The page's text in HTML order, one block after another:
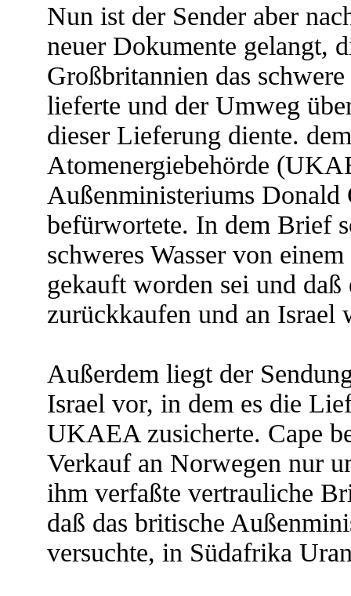
Nun ist der Sender aber
neuer Dokumente gelangt,
Großbritannien das
lieferte und der Umweg
dieser Lieferung diente.
Atomenergiebehörde
Außenministeriums Donald
befürwortete. In dem Brief
schweres Wasser von
gekauft worden sei und daß
zurückkaufen und an
Außerdem liegt der
Israel vor, in dem es die
UKAEA zusicherte. Cape
Verkauf an Norwegen nur
ihm verfaßte vertrauliche
daß das britische
versuchte, in Südafrika